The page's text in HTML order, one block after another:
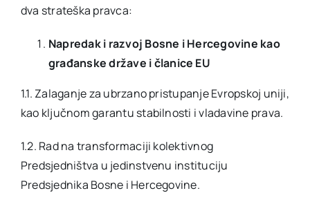
dva strateška pravca:
Napredak i razvoj Bosne i Hercegovine kao
građanske države i članice EU
1.1. Zalaganje za ubrzano pristupanje Evropskoj uniji,
kao ključnom garantu stabilnosti i vladavine prava.
1.2. Rad na transformaciji kolektivnog
Predsjedništva u jedinstvenu instituciju
Predsjednika Bosne i Hercegovine.